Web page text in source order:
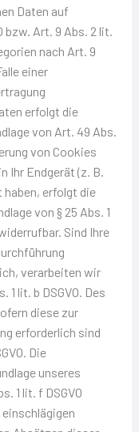
Daten auf
bzw. Art. 9 Abs. 2 lit.
nach Art. 9
einer
erfolgt die
von Art. 49 Abs.
von Cookies
Ihr Endgerät (z. B.
erfolgt die
von § 25 Abs. 1
Sind Ihre
verarbeiten wir
1 lit. b DSGVO. Des
diese zur
erforderlich sind
Die
unseres
1 lit. f DSGVO